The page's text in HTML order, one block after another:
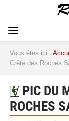
Vous êtes ici :
Crête des Roches
PIC DU
ROCHES